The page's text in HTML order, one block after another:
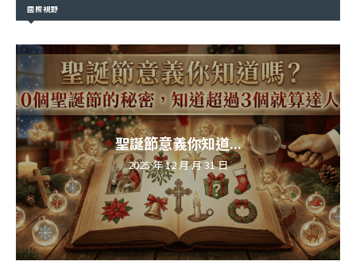
國際視野
聖誕節意義你知道...
2025 年 12 月 月 31 日